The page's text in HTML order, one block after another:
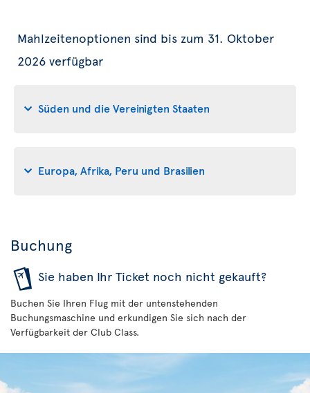
Mahlzeitenoptionen sind bis zum 31. Oktober
2026 verfügbar
Süden und die Vereinigten Staaten
Europa, Afrika, Peru und Brasilien
Buchung
Sie haben Ihr Ticket noch nicht gekauft?
Buchen Sie Ihren Flug mit der untenstehenden
Buchungsmaschine und erkundigen Sie sich nach der
Verfügbarkeit der Club Class.